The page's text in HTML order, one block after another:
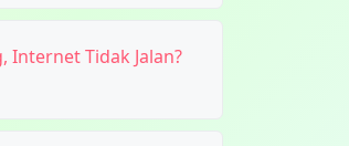
Internet Tidak Jalan?